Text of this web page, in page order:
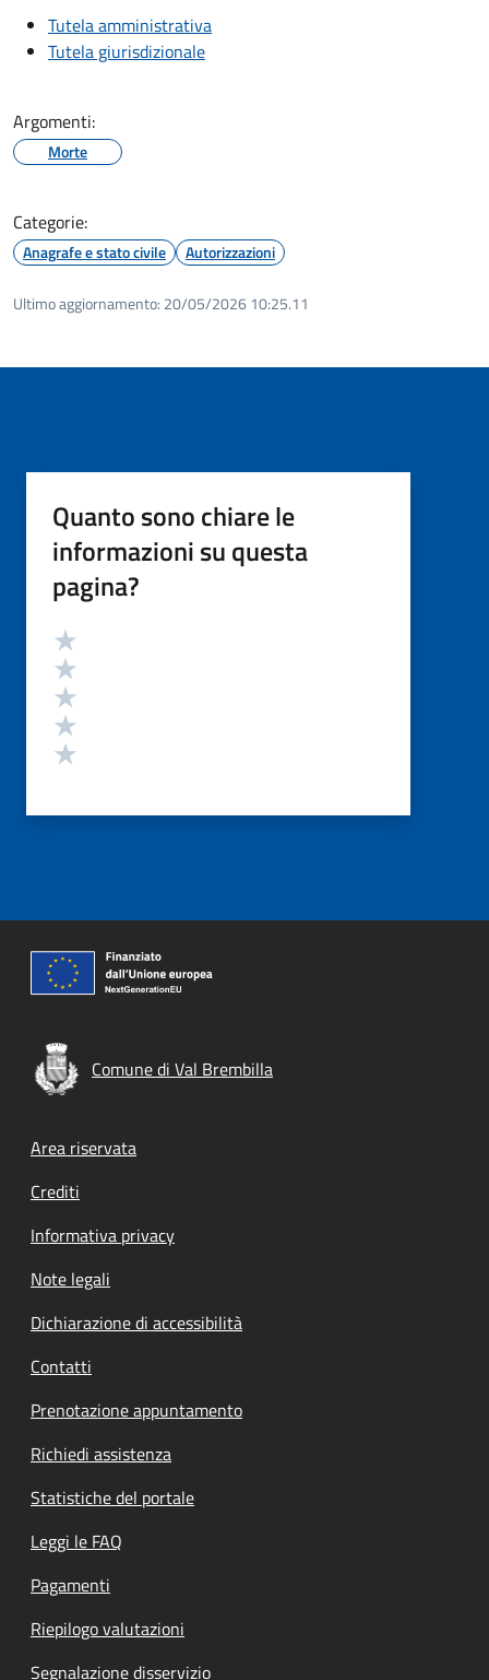
Tutela amministrativa
Tutela giurisdizionale
Argomenti:
Morte
Categorie:
Anagrafe e stato civile Autorizzazioni
Ultimo aggiornamento: 20/05/2026 10:25.11
Quanto sono chiare le
informazioni su questa
pagina?
Valutazione
Comune di Val Brembilla
Footer menu
Area riservata
Crediti
Informativa privacy
Note legali
Dichiarazione di accessibilità
Contatti
Prenotazione appuntamento
Richiedi assistenza
Statistiche del portale
Leggi le FAQ
Pagamenti
Riepilogo valutazioni
Segnalazione disservizio